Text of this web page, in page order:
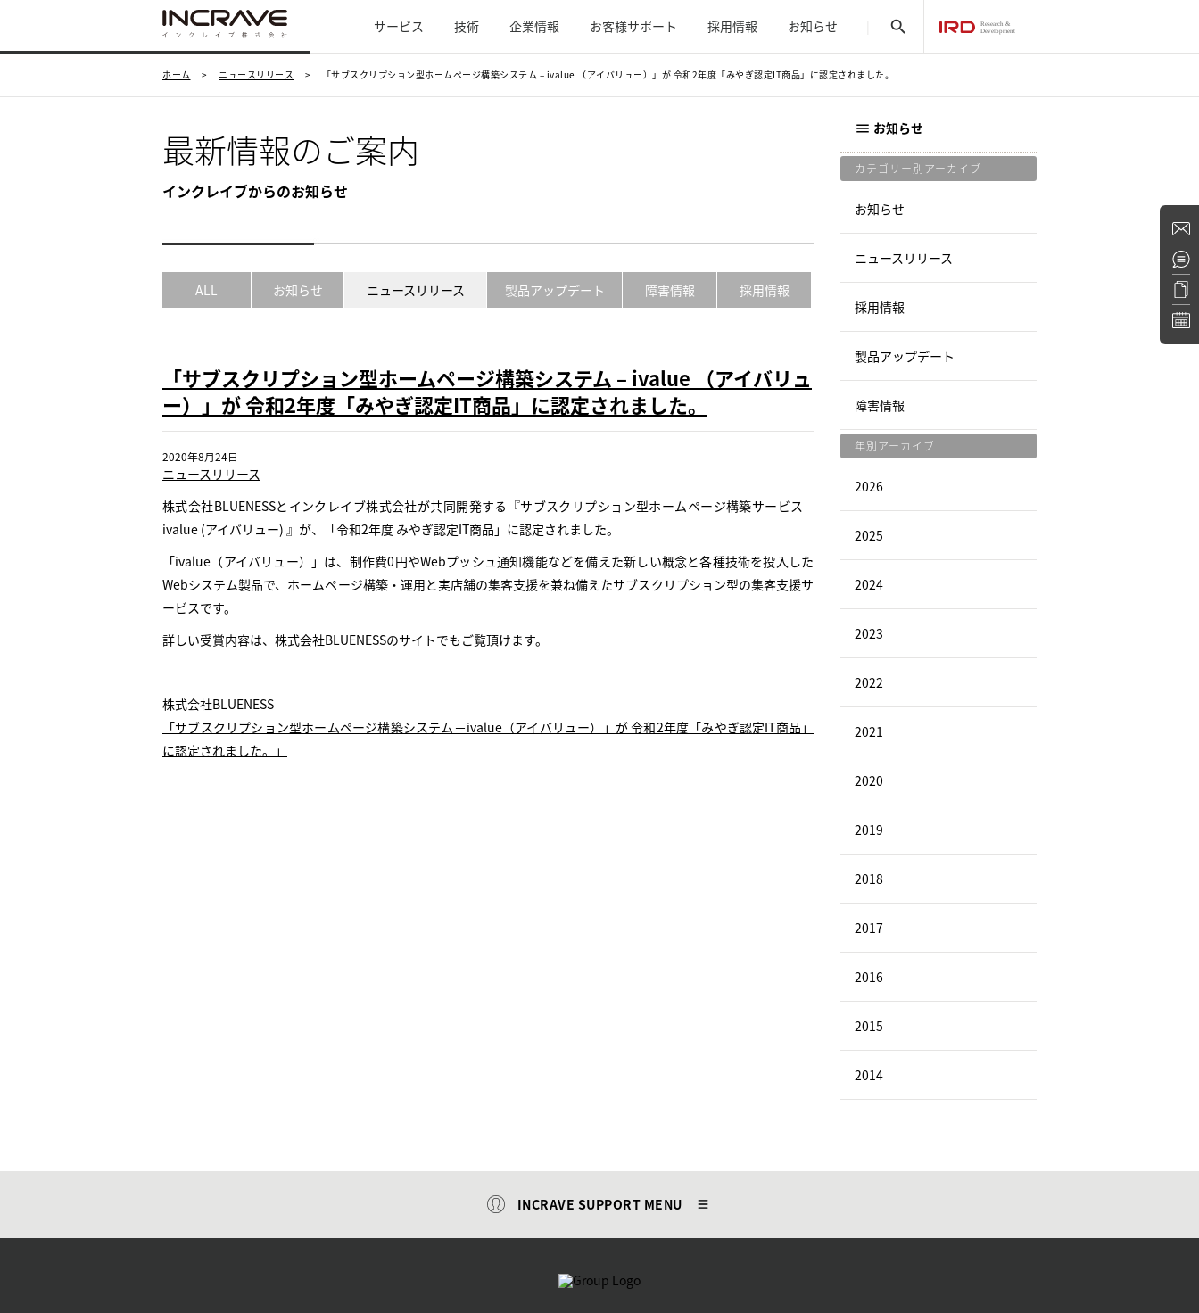
サービス 技術 企業情報 お客様サポート 採用情報 お知らせ search
ホーム > ニュースリリース > 「サブスクリプション型ホームページ構築システム – ivalue （アイバリュー）」が 令和2年度「みやぎ認定IT商品」に認定されました。
最新情報のご案内
インクレイブからのお知らせ
ALL お知らせ ニュースリリース 製品アップデート 障害情報 採用情報
「サブスクリプション型ホームページ構築システム – ivalue （アイバリュ
ー）」が 令和2年度「みやぎ認定IT商品」に認定されました。
2020年8月24日
ニュースリリース
株式会社BLUENESSとインクレイブ株式会社が共同開発する『サブスクリプション型ホームページ構築サービス –
ivalue (アイバリュー) 』が、「令和2年度 みやぎ認定IT商品」に認定されました。
「ivalue（アイバリュー）」は、制作費0円やWebプッシュ通知機能などを備えた新しい概念と各種技術を投入した
Webシステム製品で、ホームページ構築・運用と実店舗の集客支援を兼ね備えたサブスクリプション型の集客支援サ
ービスです。
詳しい受賞内容は、株式会社BLUENESSのサイトでもご覧頂けます。
株式会社BLUENESS
「サブスクリプション型ホームページ構築システム－ivalue（アイバリュー）」が 令和2年度「みやぎ認定IT商品」
に認定されました。」
menu お知らせ
カテゴリー別アーカイブ
お知らせ
ニュースリリース
採用情報
製品アップデート
障害情報
年別アーカイブ
2026
2025
2024
2023
2022
2021
2020
2019
2018
2017
2016
2015
2014
INCRAVE SUPPORT MENU